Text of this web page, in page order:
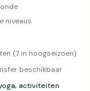
niveaus
(7 in hoogseizoen)
beschikbaar
activiteiten